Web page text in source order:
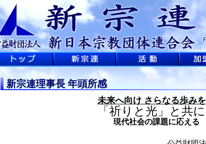
新宗連理事長 年頭所感
未来へ向け さらなる歩みを
「祈りと光」と共に
現代社会の課題に応える